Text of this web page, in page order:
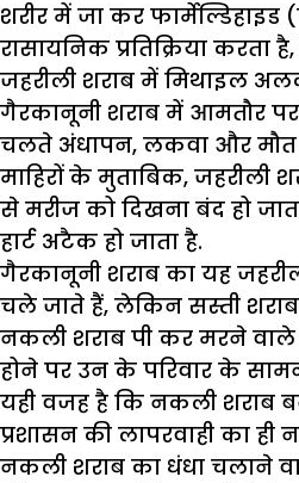
शरीर में जा कर
रासायनिक प्रतिक्रिया
जहरीली शराब में मिथाइल
गैरकानूनी शराब में आमतौर
चलते अंधापन, लकवा और मौत
माहिरों के मुताबिक, जहरीली
से मरीज को दिखना बंद हो
हार्ट अटैक हो जाता है.
गैरकानूनी शराब का यह
चले जाते हैं, लेकिन सस्ती
नकली शराब पी कर मरने वाले
होने पर उन के परिवार के
यही वजह है कि नकली शराब
प्रशासन की लापरवाही का
नकली शराब का धंधा चलाने